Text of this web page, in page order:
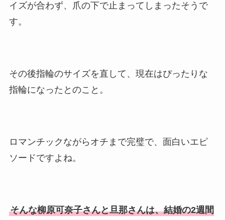
イズが合わず、爪の下で止まってしまったそうで
す。
その後指輪のサイズを直して、現在はぴったりな
指輪になったとのこと。
ロマンチックながらオチまで完璧で、面白いエピ
ソードですよね。
そんな柳原可奈子さんと旦那さんは、結婚の2週間